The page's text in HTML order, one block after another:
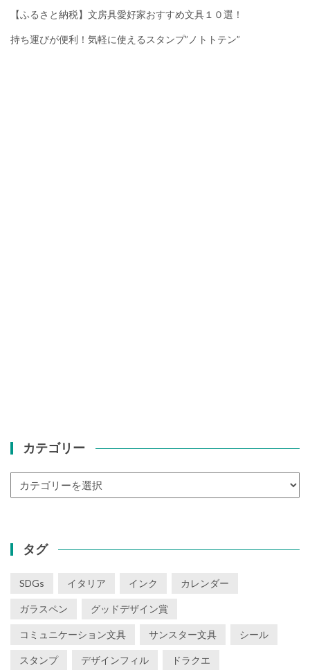
【ふるさと納税】文房具愛好家おすすめ文具１０選！
持ち運びが便利！気軽に使えるスタンプ”ノトトテン”
カテゴリー
タグ
SDGs イタリア インク カレンダー
ガラスペン グッドデザイン賞
コミュニケーション文具 サンスター文具 シール
スタンプ デザインフィル ドラクエ